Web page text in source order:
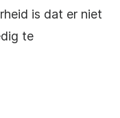
is dat er niet
te